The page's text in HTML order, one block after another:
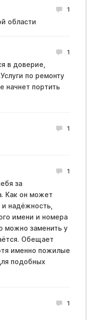
1
области
1
в доверие,
по ремонту
начнет портить
1
1
за
Как он может
и надёжность,
имени и номера
можно заменить у
Обещает
именно пожилые
подобных
1